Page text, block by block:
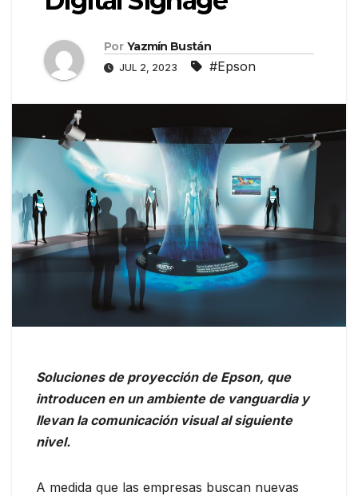
Por Yazmín Bustán
JUL 2, 2023 #Epson
Soluciones de proyección de Epson, que
introducen en un ambiente de vanguardia y
llevan la comunicación visual al siguiente
nivel.
A medida que las empresas buscan nuevas